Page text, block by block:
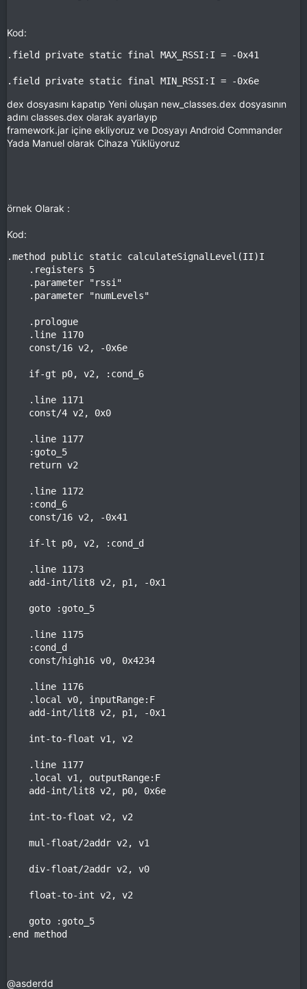
Kod:
.field private static final MAX_RSSI:I = -0x41
.field private static final MIN_RSSI:I = -0x6e
dex dosyasını kapatıp Yeni oluşan new_classes.dex dosyasının
adını classes.dex olarak ayarlayıp
framework.jar içine ekliyoruz ve Dosyayı Android Commander
Yada Manuel olarak Cihaza Yüklüyoruz
örnek Olarak :
Kod:
.method public static calculateSignalLevel(II)I
.registers 5
.parameter "rssi"
.parameter "numLevels"
.prologue
.line 1170
const/16 v2, -0x6e
if-gt p0, v2, :cond_6
.line 1171
const/4 v2, 0x0
.line 1177
:goto_5
return v2
.line 1172
:cond_6
const/16 v2, -0x41
if-lt p0, v2, :cond_d
.line 1173
add-int/lit8 v2, p1, -0x1
goto :goto_5
.line 1175
:cond_d
const/high16 v0, 0x4234
.line 1176
.local v0, inputRange:F
add-int/lit8 v2, p1, -0x1
int-to-float v1, v2
.line 1177
.local v1, outputRange:F
add-int/lit8 v2, p0, 0x6e
int-to-float v2, v2
mul-float/2addr v2, v1
div-float/2addr v2, v0
float-to-int v2, v2
goto :goto_5
.end method
@asderdd